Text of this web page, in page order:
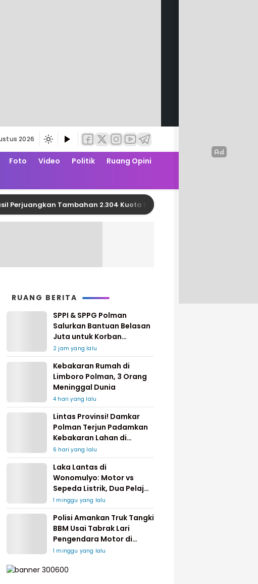
2026
Foto Video Politik
Ruang Opini
Tambahan 2.304 Kuota PBI JK APBN dari Kemensos RI
RUANG BERITA
SPPI & SPPG Polman
Salurkan Bantuan Belasan
Juta untuk Korban
Kebakaran di Limboro
2 jam yang lalu
Kebakaran Rumah di
Limboro Polman, 3 Orang
Meninggal Dunia
4 hari yang lalu
Lintas Provinsi! Damkar
Polman Terjun Padamkan
Kebakaran Lahan di
Pinrang
6 hari yang lalu
Laka Lantas di
Wonomulyo: Motor vs
Sepeda Listrik, Dua Pelajar
Dilarikan ke Rumah Sakit
1 minggu yang lalu
Polisi Amankan Truk Tangki
BBM Usai Tabrak Lari
Pengendara Motor di
Matakali
1 minggu yang lalu